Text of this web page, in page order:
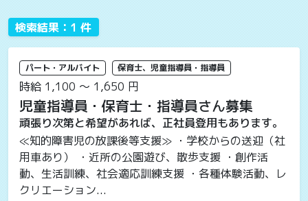
検索結果：1 件
パート・アルバイト 保育士、児童指導員・指導員
時給 1,100 〜 1,650 円
児童指導員・保育士・指導員さん募集
頑張り次第と希望があれば、正社員登用もあります。
≪知的障害児の放課後等支援≫ ・学校からの送迎（社
用車あり） ・近所の公園遊び、散歩支援 ・創作活
動、生活訓練、社会適応訓練支援 ・各種体験活動、レ
クリエーション...